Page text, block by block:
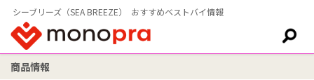
シーブリーズ（SEA BREEZE） おすすめベストバイ情報
検索:
商品情報